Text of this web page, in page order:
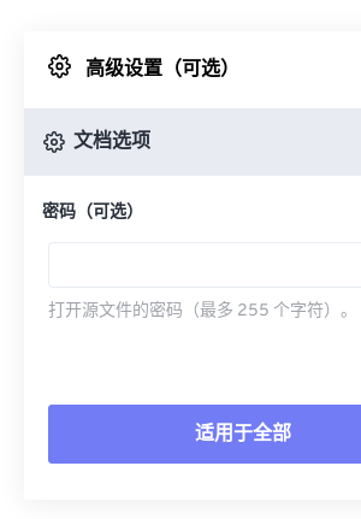
来自 Google Drive
高级设置（可选）
文档选项
密码（可选）
打开源文件的密码（最多 255 个字符）。
适用于全部